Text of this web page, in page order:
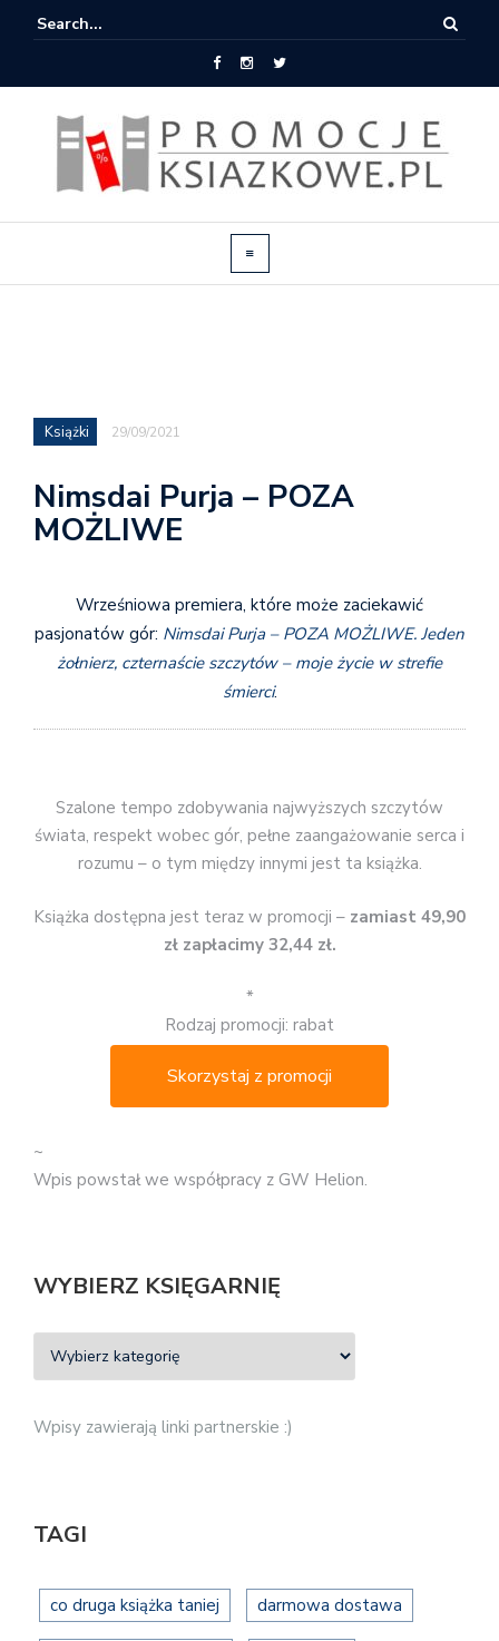
Książki 29/09/2021
Nimsdai Purja – POZA
MOŻLIWE
Wrześniowa premiera, które może zaciekawić
pasjonatów gór: Nimsdai Purja – POZA MOŻLIWE. Jeden
żołnierz, czternaście szczytów – moje życie w strefie
śmierci.
Szalone tempo zdobywania najwyższych szczytów
świata, respekt wobec gór, pełne zaangażowanie serca i
rozumu – o tym między innymi jest ta książka.
Książka dostępna jest teraz w promocji – zamiast 49,90
zł zapłacimy 32,44 zł.
*
Rodzaj promocji: rabat
Skorzystaj z promocji
~
Wpis powstał we współpracy z GW Helion.
WYBIERZ KSIĘGARNIĘ
Wpisy zawierają linki partnerskie :)
TAGI
co druga książka taniej darmowa dostawa